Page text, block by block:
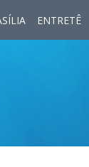
ENTRETÊ